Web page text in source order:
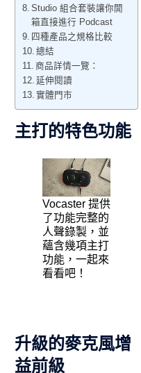
Studio 組合套裝讓你開
箱直接進行 Podcast
四種產品之規格比較
總結
商品詳情一覽：
延伸閱讀
實體門市
主打的特色功能
Vocaster 提供
了功能完整的
人聲錄製，並
蘊含幾項主打
功能，一起來
看看吧！
升級的麥克風增
益前級